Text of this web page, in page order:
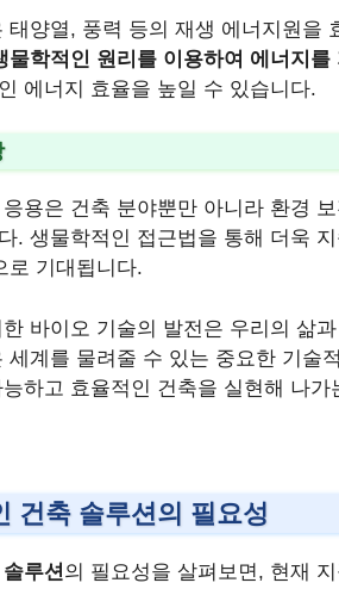
태양열, 풍력 등의 재생 에너지원을
물학적인 원리를 이용하여 에너지를
에너지 효율을 높일 수 있습니다.
용은 건축 분야뿐만 아니라 환경
. 생물학적인 접근법을 통해 더욱
로 기대됩니다.
바이오 기술의 발전은 우리의 삶
세계를 물려줄 수 있는 중요한 기술
하고 효율적인 건축을 실현해 나
건축 솔루션의 필요성
루션 의 필요성을 살펴보면, 현재